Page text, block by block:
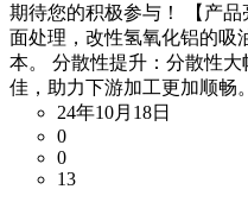
期待您的积极参与！ 【产
面处理，改性氢氧化铝的吸
本。 分散性提升：分散性
佳，助力下游加工更加顺畅
24年10月18日
0
0
13